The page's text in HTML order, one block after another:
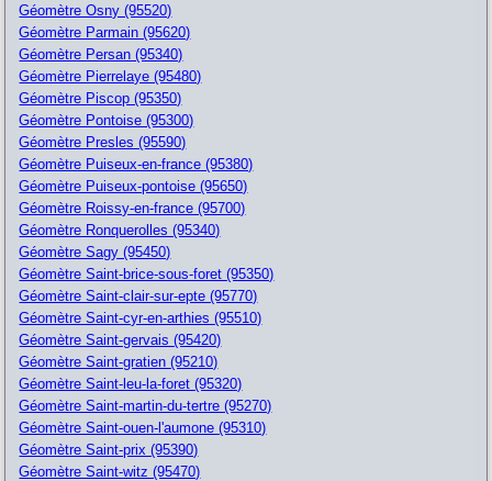
Géomètre Osny (95520)
Géomètre Parmain (95620)
Géomètre Persan (95340)
Géomètre Pierrelaye (95480)
Géomètre Piscop (95350)
Géomètre Pontoise (95300)
Géomètre Presles (95590)
Géomètre Puiseux-en-france (95380)
Géomètre Puiseux-pontoise (95650)
Géomètre Roissy-en-france (95700)
Géomètre Ronquerolles (95340)
Géomètre Sagy (95450)
Géomètre Saint-brice-sous-foret (95350)
Géomètre Saint-clair-sur-epte (95770)
Géomètre Saint-cyr-en-arthies (95510)
Géomètre Saint-gervais (95420)
Géomètre Saint-gratien (95210)
Géomètre Saint-leu-la-foret (95320)
Géomètre Saint-martin-du-tertre (95270)
Géomètre Saint-ouen-l'aumone (95310)
Géomètre Saint-prix (95390)
Géomètre Saint-witz (95470)